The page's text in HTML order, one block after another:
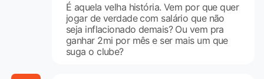
É aquela velha história. Vem por que quer
jogar de verdade com salário que não
seja inflacionado demais? Ou vem pra
ganhar 2mi por mês e ser mais um que
suga o clube?